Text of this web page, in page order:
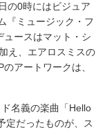
の0時にはビジュア
『ミュージック・フ
ュースはマット・シ
え、エアロスミスの
アートワークは、
名義の楽曲「Hello
定だったものが、ス